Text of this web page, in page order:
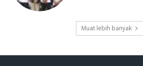
Muat lebih banyak